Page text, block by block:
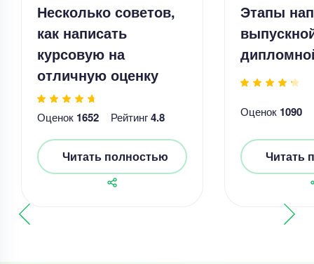
Несколько советов,
как написать
курсовую на
отличную оценку
Оценок 1652 Рейтинг4.8
Читать полностью
Этапы
Оценок 1090
Читать